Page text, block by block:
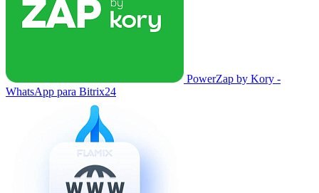
PowerZap by Kory -
WhatsApp para Bitrix24